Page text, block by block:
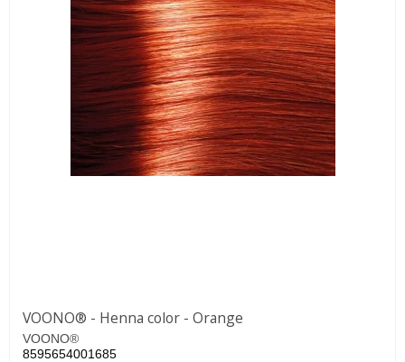
VOONO® - Henna color - Orange
VOONO®
8595654001685